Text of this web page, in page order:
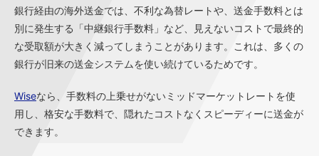
銀行経由の海外送金では、不利な為替レートや、送金手数料とは
別に発生する「中継銀行手数料」など、見えないコストで最終的
な受取額が大きく減ってしまうことがあります。これは、多くの
銀行が旧来の送金システムを使い続けているためです。
Wiseなら、手数料の上乗せがないミッドマーケットレートを使
用し、格安な手数料で、隠れたコストなくスピーディーに送金が
できます。